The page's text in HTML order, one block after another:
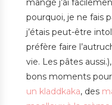
mangé j’ai
pourquoi, je ne fais
j’étais peut-être
préfère faire
vie. Les pâtes
bons moments
un kladdkaka, des